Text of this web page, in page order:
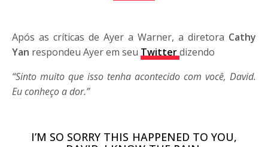
Após as críticas de Ayer a Warner, a diretora Cathy
Yan respondeu Ayer em seu Twitterdizendo
“Sinto muito que isso tenha acontecido com você, David.
Eu conheço a dor.”
I’M SO SORRY THIS HAPPENED TO YOU,